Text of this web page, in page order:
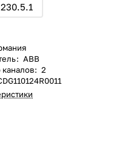
: ABB
каналов: 2